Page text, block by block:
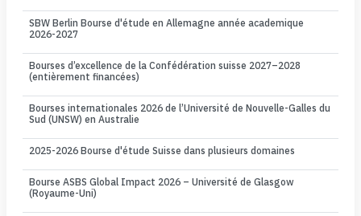
SBW Berlin Bourse d'étude en Allemagne année academique
2026-2027
Bourses d’excellence de la Confédération suisse 2027–2028
(entièrement financées)
Bourses internationales 2026 de l’Université de Nouvelle-Galles du
Sud (UNSW) en Australie
2025-2026 Bourse d'étude Suisse dans plusieurs domaines
Bourse ASBS Global Impact 2026 – Université de Glasgow
(Royaume-Uni)